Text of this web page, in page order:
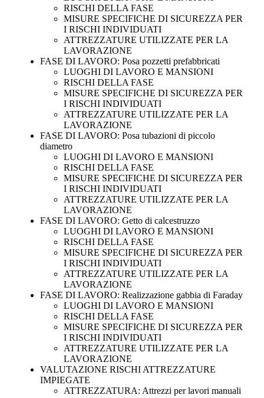
RISCHI DELLA FASE
MISURE SPECIFICHE DI SICUREZZA PER
I RISCHI INDIVIDUATI
ATTREZZATURE UTILIZZATE PER LA
LAVORAZIONE
FASE DI LAVORO: Posa pozzetti prefabbricati
LUOGHI DI LAVORO E MANSIONI
RISCHI DELLA FASE
MISURE SPECIFICHE DI SICUREZZA PER
I RISCHI INDIVIDUATI
ATTREZZATURE UTILIZZATE PER LA
LAVORAZIONE
FASE DI LAVORO: Posa tubazioni di piccolo
diametro
LUOGHI DI LAVORO E MANSIONI
RISCHI DELLA FASE
MISURE SPECIFICHE DI SICUREZZA PER
I RISCHI INDIVIDUATI
ATTREZZATURE UTILIZZATE PER LA
LAVORAZIONE
FASE DI LAVORO: Getto di calcestruzzo
LUOGHI DI LAVORO E MANSIONI
RISCHI DELLA FASE
MISURE SPECIFICHE DI SICUREZZA PER
I RISCHI INDIVIDUATI
ATTREZZATURE UTILIZZATE PER LA
LAVORAZIONE
FASE DI LAVORO: Realizzazione gabbia di Faraday
LUOGHI DI LAVORO E MANSIONI
RISCHI DELLA FASE
MISURE SPECIFICHE DI SICUREZZA PER
I RISCHI INDIVIDUATI
ATTREZZATURE UTILIZZATE PER LA
LAVORAZIONE
VALUTAZIONE RISCHI ATTREZZATURE
IMPIEGATE
ATTREZZATURA: Attrezzi per lavori manuali